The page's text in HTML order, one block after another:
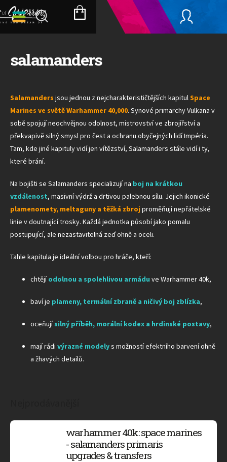
Přejít
na
obsah
NÁKUPNÍ
KOŠÍK
salamanders
Salamanders jsou jednou z nejcharakterističtějších kapitulSpace
Marines ve světě Warhammer 40,000. Synové primarchy Vulkana v
sobě spojují neochvějnou odolnost, mistrovství ve zbrojířství a
překvapivě silný smysl pro čest a ochranu obyčejných lidí Impéria.
Tam, kde jiné kapituly vidí jen vítězství, Salamanders stále vidí i ty,
které brání.
Na bojišti se Salamanders specializují na boj na krátkou
vzdálenost, masivní výdrž a drtivou palebnou sílu. Jejich ikonické
plamenomety, meltaguny a těžká zbroj proměňují nepřátelské
linie v doutnající trosky. Každá jednotka působí jako pomalu
postupující, ale nezastavitelná zeď ohně a oceli.
Tahle kapitula je ideální volbou pro hráče, kteří:
chtějíodolnou a spolehlivou armádu ve Warhammer 40k,
baví je plameny, termální zbraně a ničivý boj zblízka,
oceňujísilný příběh, morální kodex a hrdinské postavy,
mají rádi výrazné modelys možností efektního barvení ohně
a žhavých detailů.
warhammer 40k: space marines
- salamanders primaris
upgrades & transfers